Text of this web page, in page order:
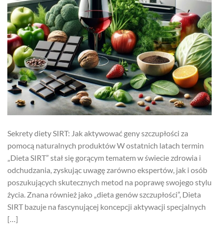
Sekrety diety SIRT: Jak aktywować geny szczupłości za
pomocą naturalnych produktów W ostatnich latach termin
„Dieta SIRT” stał się gorącym tematem w świecie zdrowia i
odchudzania, zyskując uwagę zarówno ekspertów, jak i osób
poszukujących skutecznych metod na poprawę swojego stylu
życia. Znana również jako „dieta genów szczupłości”, Dieta
SIRT bazuje na fascynującej koncepcji aktywacji specjalnych
[…]